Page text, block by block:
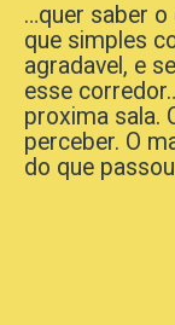
…quer saber
que simples
agradavel, e
esse
proxima sala.
perceber. O
do que